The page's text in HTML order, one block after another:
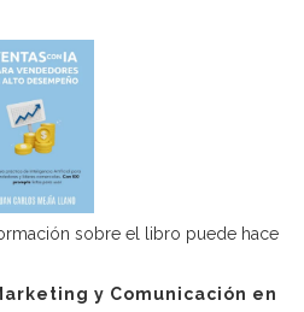
sobre el libro puede hace
y Comunicación en